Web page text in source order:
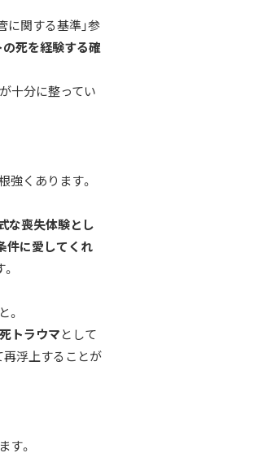
に関する基準」参
死を経験する確
十分に整ってい
強くあります。
な喪失体験とし
件に愛してくれ
。
トラウマとして
再浮上することが
す。